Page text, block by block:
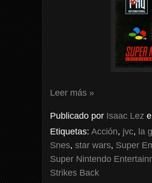
Leer más »
Publicado por Isaac Lez
Etiquetas: Acción, jvc, la
Snes, star wars, Super
Super Nintendo
Strikes Back